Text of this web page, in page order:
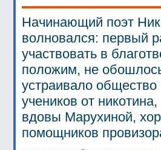
Начинающий поэт
волновался: первый
участвовать в
положим, не
устраивало общество
учеников от
вдовы Марухиной,
помощников